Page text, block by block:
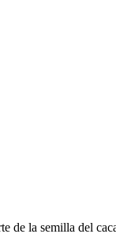
de la semilla del